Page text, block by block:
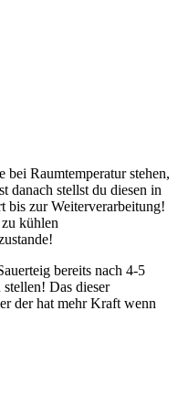
bei Raumtemperatur stehen,
danach stellst du diesen in
bis zur Weiterverarbeitung!
kühlen
bereits nach 4-5
Das dieser
der hat mehr Kraft wenn